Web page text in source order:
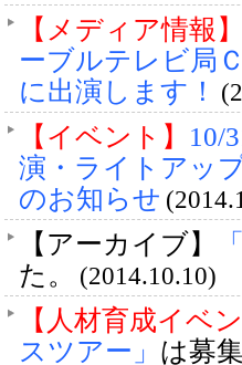
【メディア情報】
ーブルテレビ局
に出演します！
【イベント】 10/
演・ライトアッ
のお知らせ
【アーカイブ】
た。
(2014.10.10)
【人材育成イベン
スツアー」 は募